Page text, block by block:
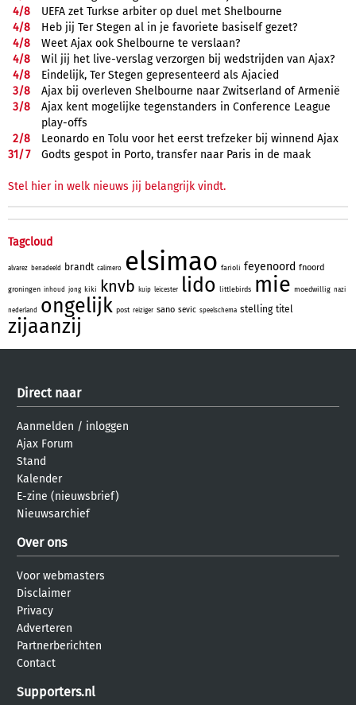
4/8
UEFA zet Turkse arbiter op duel met Shelbourne
4/8
Heb jij Ter Stegen al in je favoriete basiself gezet?
4/8
Weet Ajax ook Shelbourne te verslaan?
4/8
Wil jij het live-verslag verzorgen bij wedstrijden van Ajax?
4/8
Eindelijk, Ter Stegen gepresenteerd als Ajacied
3/8
Ajax bij overleven Shelbourne naar Zwitserland of Armenië
3/8
Ajax kent mogelijke tegenstanders in Conference League
play-offs
2/8
Leonardo en Tolu voor het eerst trefzeker bij winnend Ajax
31/7 Godts gespot in Porto, transfer naar Paris in de maak
Stel hier in welk nieuws jij belangrijk vindt.
Tagcloud
alvarez benadeeld brandt calimero elsimao farioli feyenoord fnoord
groningen inhoud jong kiki knvb kuip leicester lido littlebirds mie moedwillig nazi
nederland ongelijk post reiziger sano sevic speelschema stelling titel
zijaanzij
Direct naar
Aanmelden / inloggen
Ajax Forum
Stand
Kalender
E-zine (nieuwsbrief)
Nieuwsarchief
Over ons
Voor webmasters
Disclaimer
Privacy
Adverteren
Partnerberichten
Contact
Supporters.nl